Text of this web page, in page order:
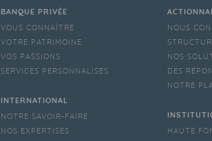
BANQUE PRIVÉE
VOUS CONNAÎTRE
VOTRE PATRIMOINE
VOS PASSIONS
SERVICES PERSONNALISÉS
INTERNATIONAL
NOTRE SAVOIR-FAIRE
NOS EXPERTISES
NOUS
NOS
DES
NOTRE
HAUTE